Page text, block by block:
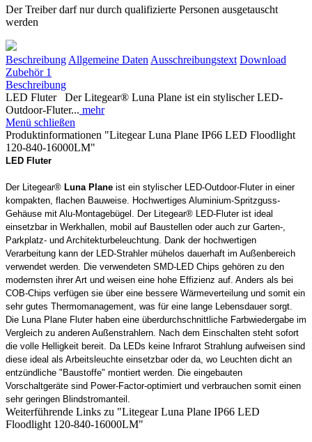
Der Treiber darf nur durch qualifizierte Personen ausgetauscht
werden
Beschreibung Allgemeine Daten Ausschreibungstext Download
Zubehör 1
Beschreibung
LED Fluter Der Litegear® Luna Plane ist ein stylischer LED-
Outdoor-Fluter... mehr
Menü schließen
Produktinformationen "Litegear Luna Plane IP66 LED Floodlight
120-840-16000LM"
LED Fluter
Der Litegear® Luna Plane ist ein stylischer LED-Outdoor-Fluter in einer
kompakten, flachen Bauweise. Hochwertiges Aluminium-Spritzguss-
Gehäuse mit Alu-Montagebügel. Der Litegear® LED-Fluter ist ideal
einsetzbar in Werkhallen, mobil auf Baustellen oder auch zur Garten-,
Parkplatz- und Architekturbeleuchtung. Dank der hochwertigen
Verarbeitung kann der LED-Strahler mühelos dauerhaft im Außenbereich
verwendet werden. Die verwendeten SMD-LED Chips gehören zu den
modernsten ihrer Art und weisen eine hohe Effizienz auf. Anders als bei
COB-Chips verfügen sie über eine bessere Wärmeverteilung und somit ein
sehr gutes Thermomanagement, was für eine lange Lebensdauer sorgt.
Die Luna Plane Fluter haben eine überdurchschnittliche Farbwiedergabe im
Vergleich zu anderen Außenstrahlern. Nach dem Einschalten steht sofort
die volle Helligkeit bereit. Da LEDs keine Infrarot Strahlung aufweisen sind
diese ideal als Arbeitsleuchte einsetzbar oder da, wo Leuchten dicht an
entzündliche "Baustoffe" montiert werden. Die eingebauten
Vorschaltgeräte sind Power-Factor-optimiert und verbrauchen somit einen
sehr geringen Blindstromanteil.
Weiterführende Links zu "Litegear Luna Plane IP66 LED
Floodlight 120-840-16000LM"